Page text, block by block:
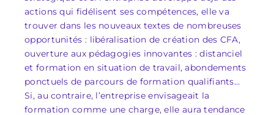
actions qui fidélisent ses compétences, elle va
trouver dans les nouveaux textes de nombreuses
opportunités : libéralisation de création des CFA,
ouverture aux pédagogies innovantes : distanciel
et formation en situation de travail, abondements
ponctuels de parcours de formation qualifiants…
Si, au contraire, l’entreprise envisageait la
formation comme une charge, elle aura tendance